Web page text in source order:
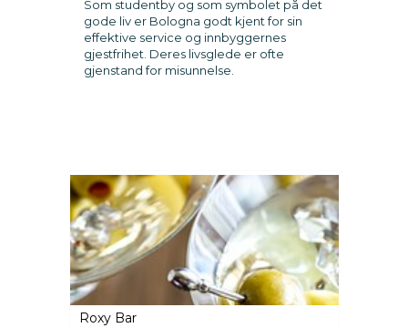
Som studentby og som symbolet på det
gode liv er Bologna godt kjent for sin
effektive service og innbyggernes
gjestfrihet. Deres livsglede er ofte
gjenstand for misunnelse.
Roxy Bar